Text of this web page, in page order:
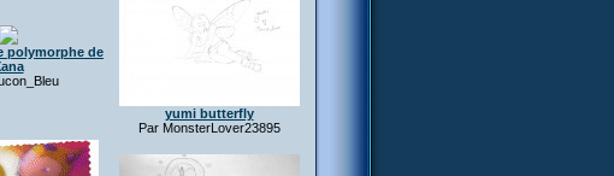
polymorphe de
yumi butterfly
Par MonsterLover23895